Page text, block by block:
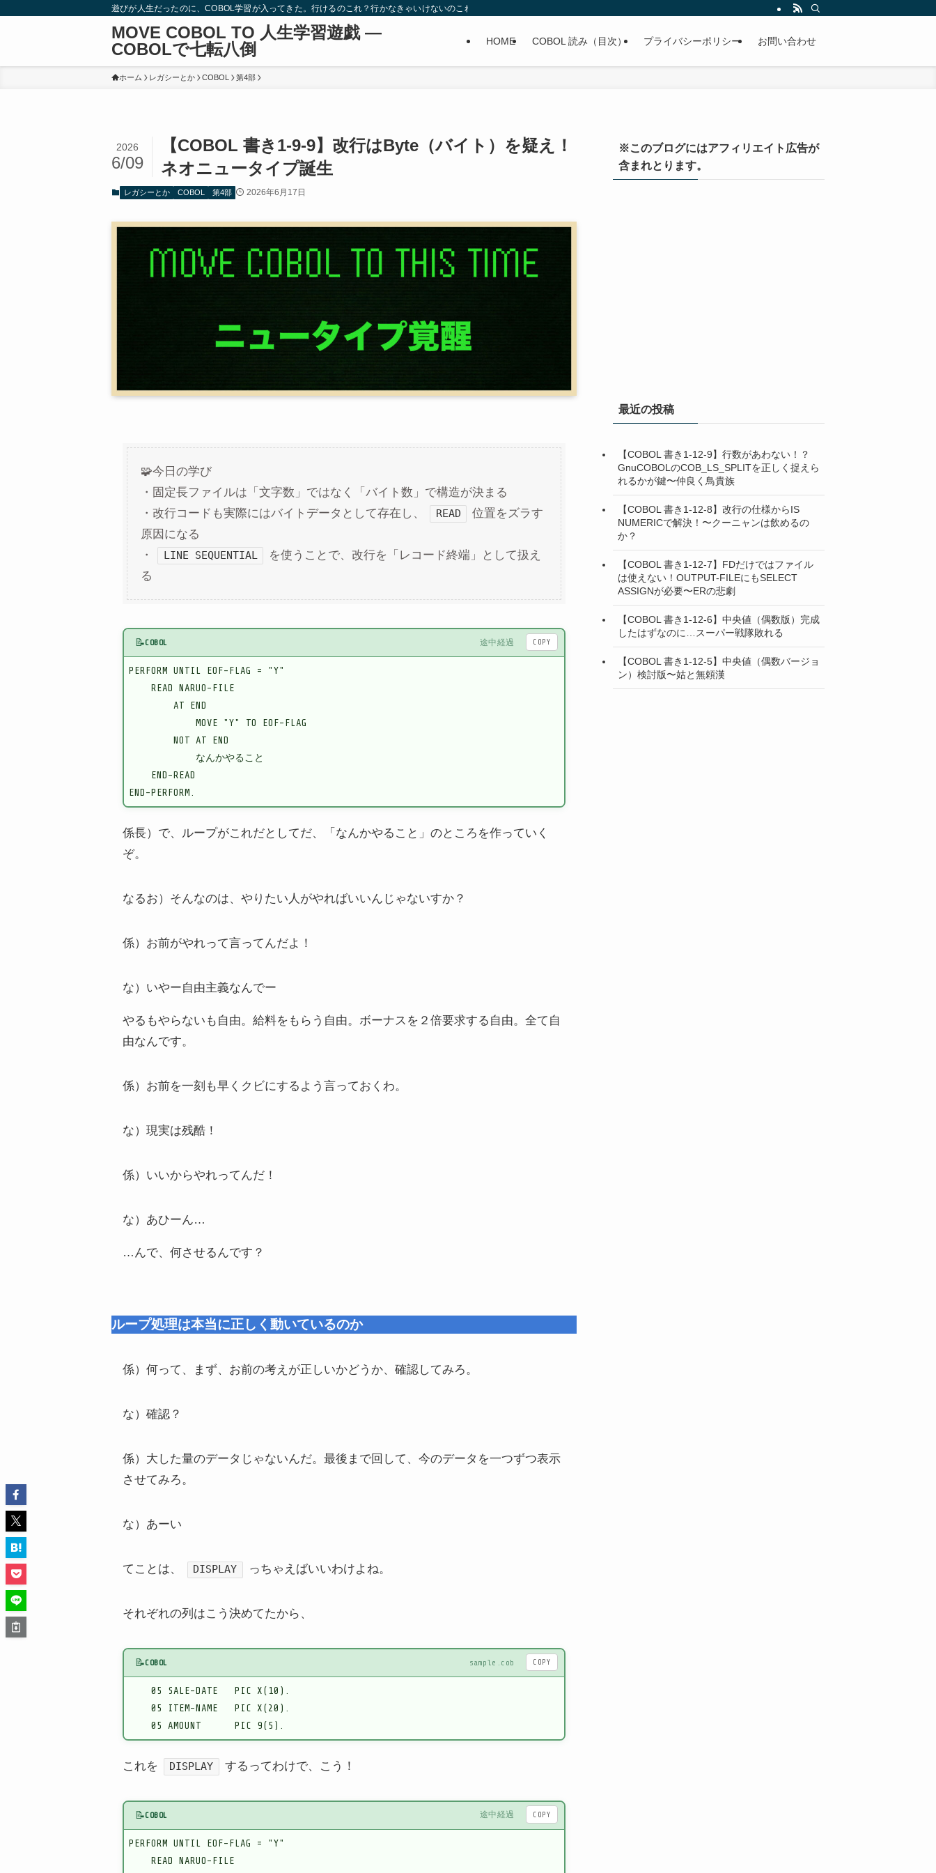
遊びが人生だったのに、COBOL学習が入ってきた。行けるのこれ？行かなきゃいけないのこれ？
MOVE COBOL TO 人生学習遊戯 ―
COBOLで七転八倒
HOME COBOL 読み（目次） プライバシーポリシー お問い合わせ
ホーム レガシーとか COBOL 第4部
【COBOL 書き1-9-9】改行はByte（バイト）を疑え！
ネオニュータイプ誕生
2026
6/09
レガシーとか COBOL 第4部 2026年6月17日
🧩今日の学び
・固定長ファイルは「文字数」ではなく「バイト数」で構造が決まる
・改行コードも実際にはバイトデータとして存在し、
READ
位置をズラす
原因になる
・
LINE SEQUENTIAL
を使うことで、改行を「レコード終端」として扱え
る
📝COBOL 途中経過 COPY
PERFORM UNTIL EOF-FLAG = "Y"
    READ NARUO-FILE
        AT END
            MOVE "Y" TO EOF-FLAG
        NOT AT END
            なんかやること
    END-READ
係長）で、ループがこれだとしてだ、「なんかやること」のところを作っていく
ぞ。
なるお）そんなのは、やりたい人がやればいいんじゃないすか？
係）お前がやれって言ってんだよ！
な）いやー自由主義なんでー
やるもやらないも自由。給料をもらう自由。ボーナスを２倍要求する自由。全て自
由なんです。
係）お前を一刻も早くクビにするよう言っておくわ。
な）現実は残酷！
係）いいからやれってんだ！
な）あひーん…
…んで、何させるんです？
ループ処理は本当に正しく動いているのか
係）何って、まず、お前の考えが正しいかどうか、確認してみろ。
な）確認？
係）大した量のデータじゃないんだ。最後まで回して、今のデータを一つずつ表示
させてみろ。
な）あーい
てことは、 DISPLAY っちゃえばいいわけよね。
それぞれの列はこう決めてたから、
📝COBOL sample.cob COPY
    05 SALE-DATE   PIC X(10).
    05 ITEM-NAME   PIC X(20).
    05 AMOUNT      PIC 9(5).
これを DISPLAY するってわけで、こう！
📝COBOL 途中経過 COPY
PERFORM UNTIL EOF-FLAG = "Y"
    READ NARUO-FILE
※このブログにはアフィリエイト広告が
含まれとります。
最近の投稿
【COBOL 書き1-12-9】行数があわない！？
GnuCOBOLのCOB_LS_SPLITを正しく捉えら
れるかが鍵〜仲良く鳥貴族
【COBOL 書き1-12-8】改行の仕様からIS
NUMERICで解決！〜クーニャンは飲めるの
か？
【COBOL 書き1-12-7】FDだけではファイル
は使えない！OUTPUT-FILEにもSELECT
ASSIGNが必要〜ERの悲劇
【COBOL 書き1-12-6】中央値（偶数版）完成
したはずなのに…スーパー戦隊敗れる
【COBOL 書き1-12-5】中央値（偶数バージョ
ン）検討版〜姑と無頼漢